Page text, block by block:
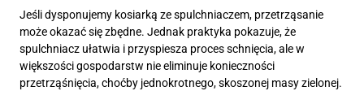
Jeśli dysponujemy kosiarką ze spulchniaczem, przetrząsanie
może okazać się zbędne. Jednak praktyka pokazuje, że
spulchniacz ułatwia i przyspiesza proces schnięcia, ale w
większości gospodarstw nie eliminuje konieczności
przetrząśnięcia, choćby jednokrotnego, skoszonej masy zielonej.